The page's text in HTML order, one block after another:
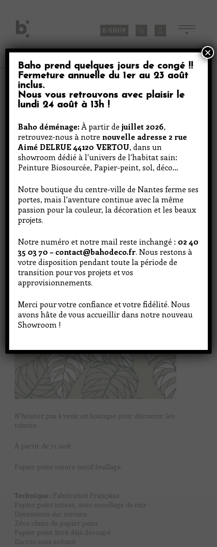
content
E-SHOP
Produits
Birch Leaf Beige 1
N'hésitez pas à venir en boutique pour découvrir les
teintes
À partir de 71,00€
Papier peint nature motif feuillage
Technique : Fabrication Française
Papier peint intissé, avec encollage du mur
Dimensions sur mesure
Zéro chute de papier peint
Papier peint livré déjà découpé
Encres sans solvant
Baho prend quelques jours de congé !!
Fermeture annuelle du1er au 23 août
inclus.
Nous vous retrouvons avec plaisir le
lundi 24 août à 13h !
Baho déménage: À partir dejuillet 2026,
retrouvez-nous à notre nouvelle adresse 2 rue
Aimé DELRUE 44120 VERTOU, dans un
showroom dédié à l’univers de l’habitat sain:
Peinture Biosourcée, Papier-peint, sol, déco…
Notre boutique du centre-ville de Nantes ferme ses
portes, mais l’aventure continue avec la même
passion pour la couleur, la décoration et les beaux
projets.
Notre numéro et notre mail reste inchangé : 02 40
35 03 70 – contact@bahodeco.fr. Nous restons à
votre disposition pendant toute la période de
transition pour vos projets et vos
approvisionnements.
Merci pour votre confiance et votre fidélité. Nous
avons hâte de vous accueillir dans notre nouveau
Showroom !
×